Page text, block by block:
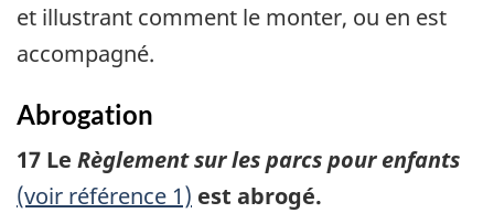
et illustrant comment le monter, ou en est
accompagné.
Abrogation
17 Le Règlement sur les parcs pour enfants
(voir référence 1) est abrogé.